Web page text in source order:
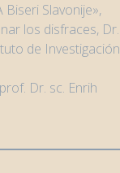
Slavonije»,
los disfraces, Dr.
de Investigación
Dr. sc. Enrih